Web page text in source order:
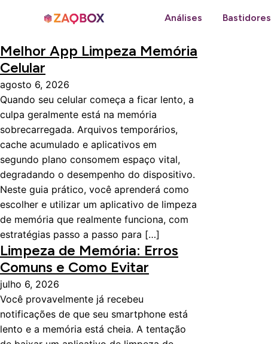
Análises Bastidores
Melhor App Limpeza Memória
Celular
agosto 6, 2026
Quando seu celular começa a ficar lento, a
culpa geralmente está na memória
sobrecarregada. Arquivos temporários,
cache acumulado e aplicativos em
segundo plano consomem espaço vital,
degradando o desempenho do dispositivo.
Neste guia prático, você aprenderá como
escolher e utilizar um aplicativo de limpeza
de memória que realmente funciona, com
estratégias passo a passo para […]
Limpeza de Memória: Erros
Comuns e Como Evitar
julho 6, 2026
Você provavelmente já recebeu
notificações de que seu smartphone está
lento e a memória está cheia. A tentação